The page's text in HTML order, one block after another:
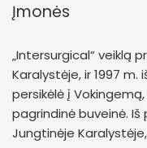
Įmonės
„Intersurgical“ veiklą
Karalystėje, ir 1997
persikėlė į
pagrindinė buveinė.
Jungtinėje